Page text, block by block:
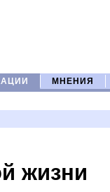
МНЕНИЯ
жизни